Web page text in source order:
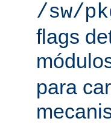
/sw/
flags
para